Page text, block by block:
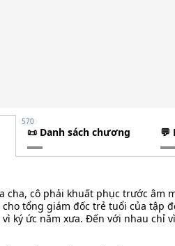
📜 Danh sách chương
570
💬
cha, cô phải khuất phục trước âm
tổng giám đốc trẻ tuổi của tập
ký ức năm xưa. Đến với nhau chỉ